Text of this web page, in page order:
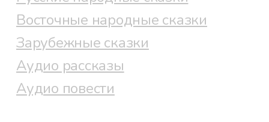
Восточные народные сказки
Зарубежные сказки
Аудио рассказы
Аудио повести